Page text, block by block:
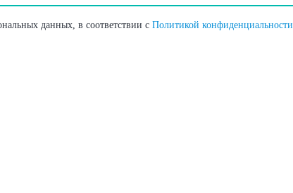
данных, в соответствии сПолитикой конфиденциальности